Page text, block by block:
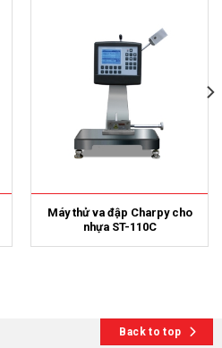
Máy thử va đập Charpy cho
nhựa ST-110C
Back to top